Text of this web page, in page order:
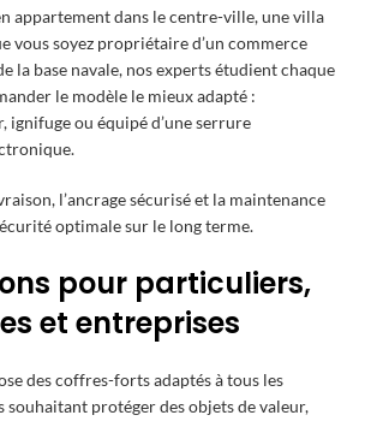
appartement dans le centre-ville, une villa
vous soyez propriétaire d’un commerce
la base navale, nos experts étudient chaque
le modèle le mieux adapté :
ignifuge ou équipé d’une serrure
l’ancrage sécurisé et la maintenance
optimale sur le long terme.
pour particuliers,
et entreprises
des coffres-forts adaptés à tous les
souhaitant protéger des objets de valeur,